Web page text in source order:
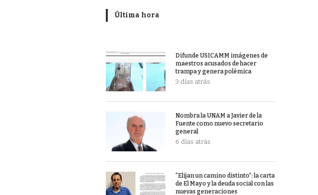
Última hora
Difunde USICAMM imágenes de
maestros acusados de hacer
trampa y genera polémica
3 días atrás
Nombra la UNAM a Javier de la
Fuente como nuevo secretario
general
6 días atrás
“Elijan un camino distinto”: la carta
de El Mayo y la deuda social con las
nuevas generaciones